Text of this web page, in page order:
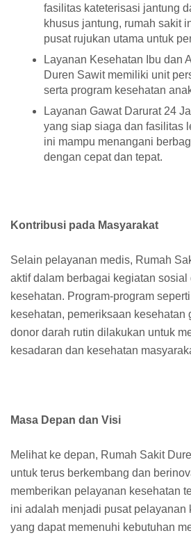
fasilitas kateterisasi jantung
khusus jantung, rumah sakit
pusat rujukan utama untuk
Layanan Kesehatan Ibu dan
Duren Sawit memiliki unit
serta program kesehatan
Layanan Gawat Darurat 24
yang siap siaga dan fasilitas
ini mampu menangani
dengan cepat dan tepat.
Kontribusi pada Masyarakat
Selain pelayanan medis, Rumah
aktif dalam berbagai kegiatan sosial
kesehatan. Program-program
kesehatan, pemeriksaan kesehatan
donor darah rutin dilakukan untuk
kesadaran dan kesehatan
Masa Depan dan Visi
Melihat ke depan, Rumah Sakit
untuk terus berkembang dan
memberikan pelayanan kesehatan
ini adalah menjadi pusat pelayanan
yang dapat memenuhi kebutuhan